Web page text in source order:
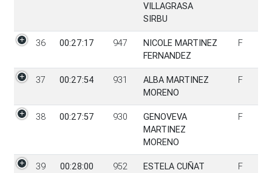
VILLAGRASA
SIRBU
36 00:27:17 947
NICOLE MARTINEZ
FERNANDEZ
F
37 00:27:54 931
ALBA MARTINEZ
MORENO
F
38 00:27:57 930
GENOVEVA
MARTINEZ
MORENO
F
39 00:28:00 952
ESTELA CUÑAT
F